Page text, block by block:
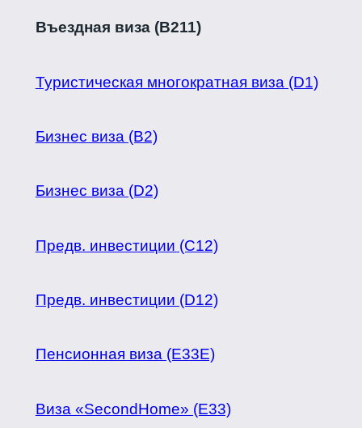
Въездная виза (B211)
Туристическая многократная виза (D1)
Бизнес виза (B2)
Бизнес виза (D2)
Предв. инвестиции (C12)
Предв. инвестиции (D12)
Пенсионная виза (Е33Е)
Виза «SecondHome» (Е33)